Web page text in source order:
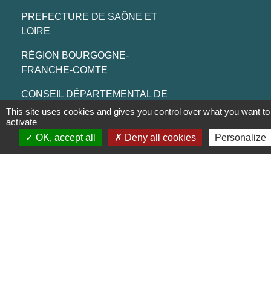
PREFECTURE DE SAÔNE ET
LOIRE
RÉGION BOURGOGNE-
FRANCHE-COMTE
CONSEIL DÉPARTEMENTAL DE
SAÔNE ET LOIRE
MÂCONNAIS-BEAUJOLAIS
AGGLOMÉRATION
This site uses cookies and gives you control over what you want to
activate
OK, accept all
Deny all cookies Personalize